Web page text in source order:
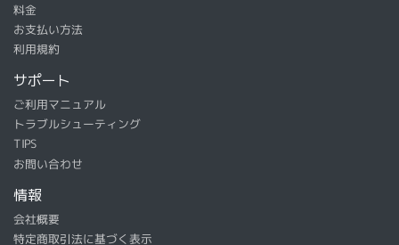
料金
お支払い方法
利用規約
サポート
ご利用マニュアル
トラブルシューティング
TIPS
お問い合わせ
情報
会社概要
特定商取引法に基づく表示